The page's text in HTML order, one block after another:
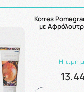
Korres
με
Ενυδατικό
Η τιμή